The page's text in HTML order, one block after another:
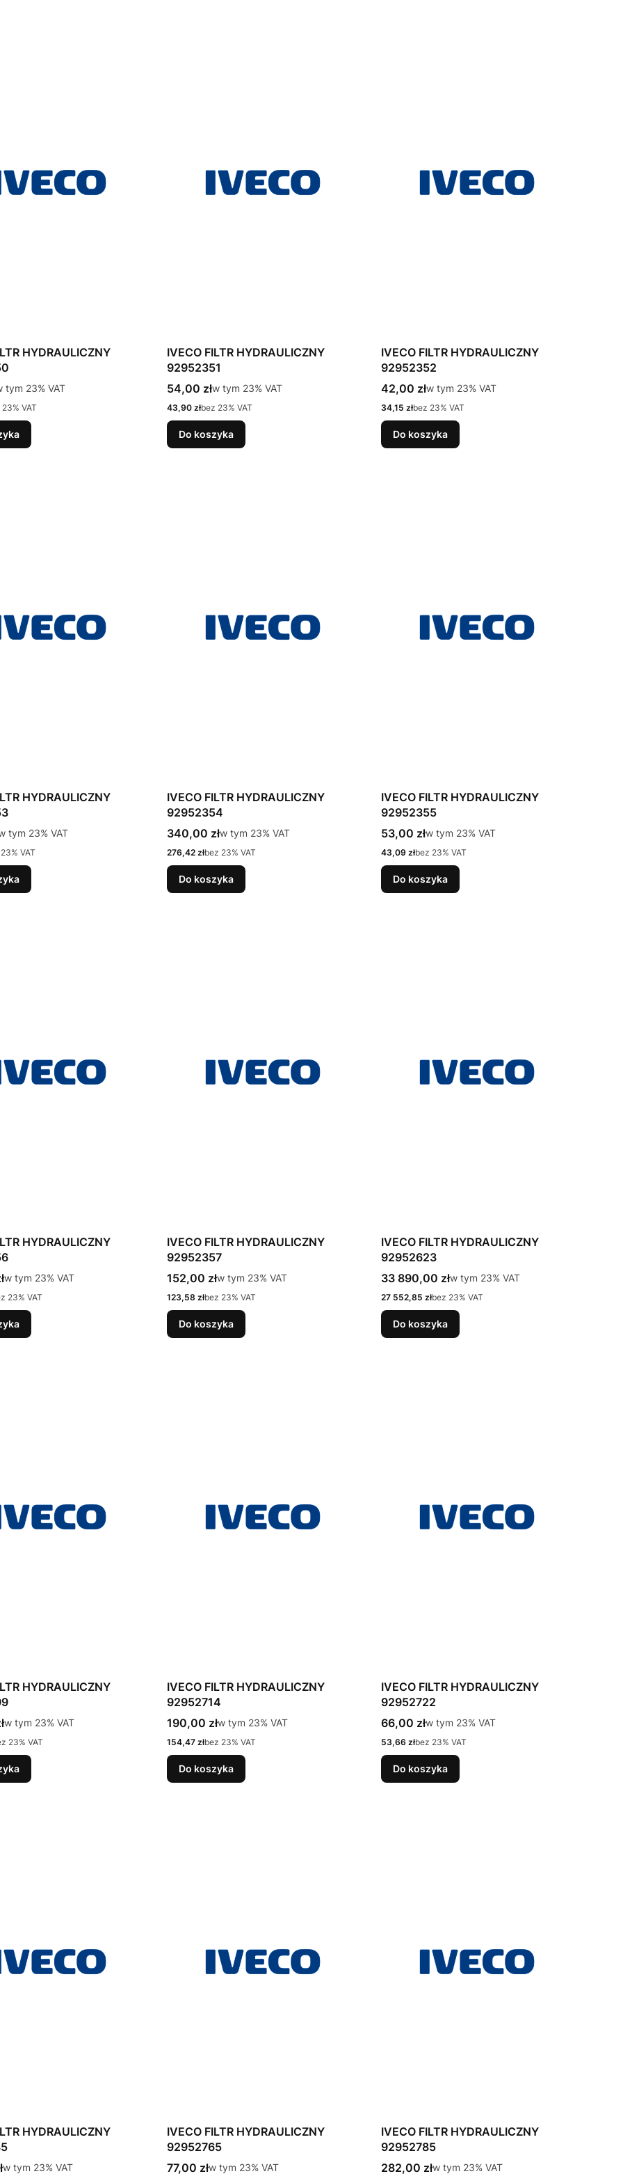
HYDRAULICZNY
tym %s VAT
tym 23% VAT
VAT
IVECO FILTR HYDRAULICZNY
92952351
Cena brutto
54,00 złw tym %s VAT
w tym 23% VAT
Cena netto
43,90 złbez 23% VAT
Do koszyka
IVECO FILTR HYDRAULICZNY
92952352
Cena brutto
42,00 złw tym %s VAT
w tym 23% VAT
Cena netto
34,15 złbez 23% VAT
Do koszyka
HYDRAULICZNY
tym %s VAT
tym 23% VAT
VAT
IVECO FILTR HYDRAULICZNY
92952354
Cena brutto
340,00 złw tym %s VAT
w tym 23% VAT
Cena netto
276,42 złbez 23% VAT
Do koszyka
IVECO FILTR HYDRAULICZNY
92952355
Cena brutto
53,00 złw tym %s VAT
w tym 23% VAT
Cena netto
43,09 złbez 23% VAT
Do koszyka
HYDRAULICZNY
w tym %s VAT
w tym 23% VAT
23% VAT
IVECO FILTR HYDRAULICZNY
92952357
Cena brutto
152,00 złw tym %s VAT
w tym 23% VAT
Cena netto
123,58 złbez 23% VAT
Do koszyka
IVECO FILTR HYDRAULICZNY
92952623
Cena brutto
33 890,00 złw tym %s VAT
w tym 23% VAT
Cena netto
27 552,85 złbez 23% VAT
Do koszyka
HYDRAULICZNY
w tym %s VAT
w tym 23% VAT
23% VAT
IVECO FILTR HYDRAULICZNY
92952714
Cena brutto
190,00 złw tym %s VAT
w tym 23% VAT
Cena netto
154,47 złbez 23% VAT
Do koszyka
IVECO FILTR HYDRAULICZNY
92952722
Cena brutto
66,00 złw tym %s VAT
w tym 23% VAT
Cena netto
53,66 złbez 23% VAT
Do koszyka
HYDRAULICZNY
w tym %s VAT
w tym 23% VAT
IVECO FILTR HYDRAULICZNY
92952765
Cena brutto
77,00 złw tym %s VAT
w tym 23% VAT
IVECO FILTR HYDRAULICZNY
92952785
Cena brutto
282,00 złw tym %s VAT
w tym 23% VAT